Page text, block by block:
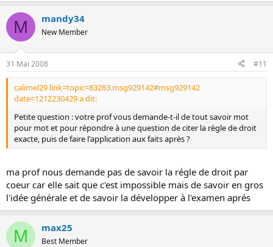
M mandy34
New Member
31 Mai 2008 #11
calimel29 link=topic=83283.msg929142#msg929142
date=1212230429 a dit:
Petite question : votre prof vous demande-t-il de tout savoir mot
pour mot et pour répondre à une question de citer la règle de droit
exacte, puis de faire l'application aux faits après ?
ma prof nous demande pas de savoir la régle de droit par
coeur car elle sait que c'est impossible mais de savoir en gros
l'idée générale et de savoir la développer à l'examen aprés
M max25
Best Member